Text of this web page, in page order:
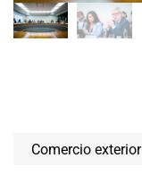
Comercio exterior